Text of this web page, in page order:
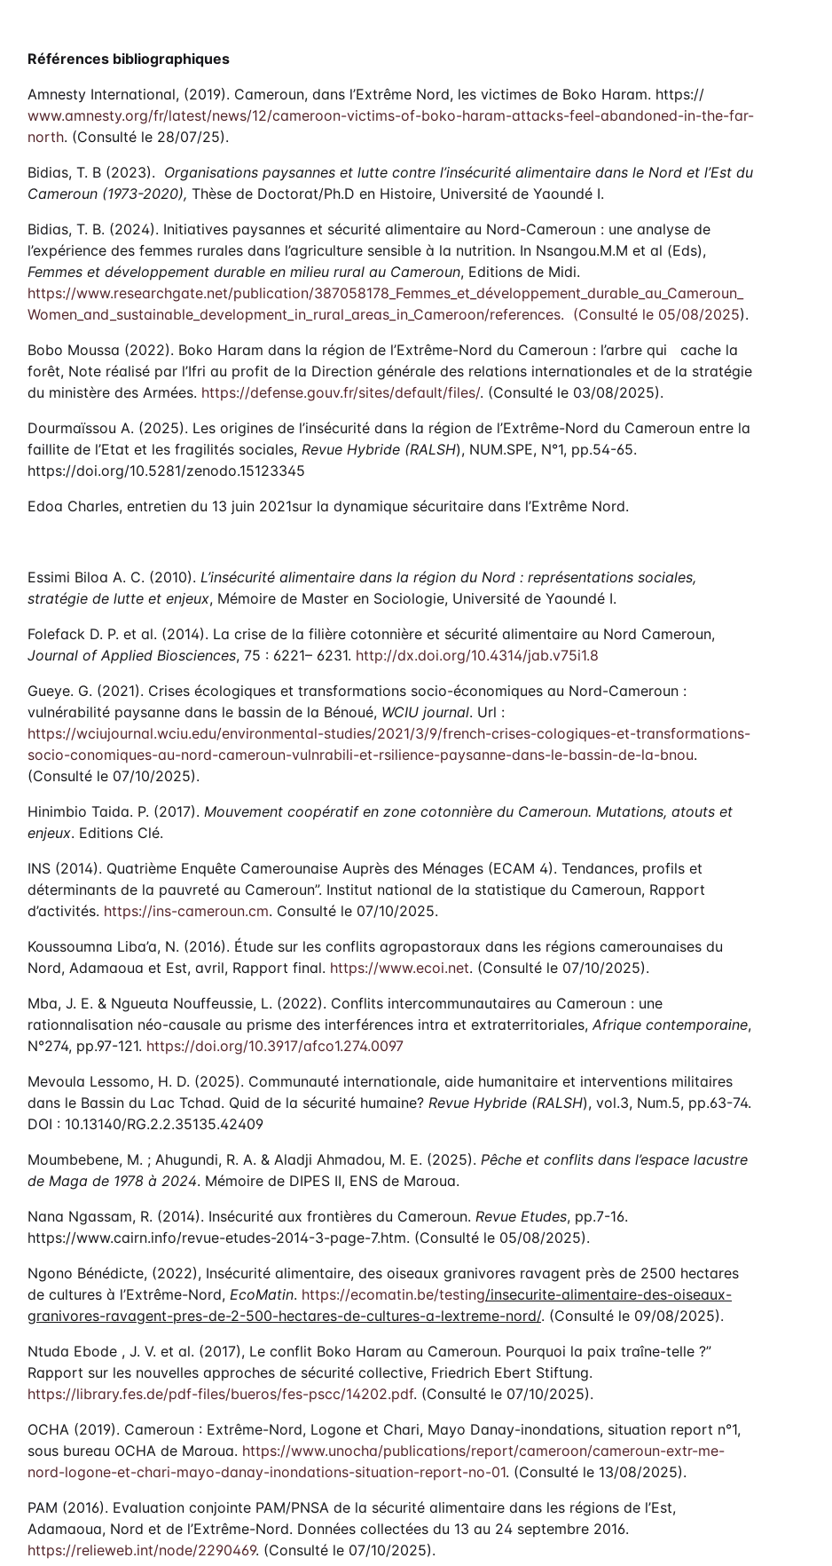
Références bibliographiques
Amnesty International, (2019). Cameroun, dans l’Extrême Nord, les victimes de Boko Haram. https://
www.amnesty.org/fr/latest/news/12/cameroon-victims-of-boko-haram-attacks-feel-abandoned-in-the-far-
north. (Consulté le 28/07/25).
Bidias, T. B (2023). Organisations paysannes et lutte contre l’insécurité alimentaire dans le Nord et l’Est du
Cameroun (1973-2020), Thèse de Doctorat/Ph.D en Histoire, Université de Yaoundé I.
Bidias, T. B. (2024). Initiatives paysannes et sécurité alimentaire au Nord-Cameroun : une analyse de
l’expérience des femmes rurales dans l’agriculture sensible à la nutrition. In Nsangou.M.M et al (Eds),
Femmes et développement durable en milieu rural au Cameroun, Editions de Midi.
https://www.researchgate.net/publication/387058178_Femmes_et_développement_durable_au_Cameroun_
Women_and_sustainable_development_in_rural_areas_in_Cameroon/references. (Consulté le 05/08/2025).
Bobo Moussa (2022). Boko Haram dans la région de l’Extrême-Nord du Cameroun : l’arbre qui cache la
forêt, Note réalisé par l’Ifri au profit de la Direction générale des relations internationales et de la stratégie
du ministère des Armées. https://defense.gouv.fr/sites/default/files/. (Consulté le 03/08/2025).
Dourmaïssou A. (2025). Les origines de l’insécurité dans la région de l’Extrême-Nord du Cameroun entre la
faillite de l’Etat et les fragilités sociales, Revue Hybride (RALSH), NUM.SPE, N°1, pp.54-65.
https://doi.org/10.5281/zenodo.15123345
Edoa Charles, entretien du 13 juin 2021sur la dynamique sécuritaire dans l’Extrême Nord.
Essimi Biloa A. C. (2010). L’insécurité alimentaire dans la région du Nord : représentations sociales,
stratégie de lutte et enjeux, Mémoire de Master en Sociologie, Université de Yaoundé I.
Folefack D. P. et al. (2014). La crise de la filière cotonnière et sécurité alimentaire au Nord Cameroun,
Journal of Applied Biosciences, 75 : 6221– 6231. http://dx.doi.org/10.4314/jab.v75i1.8
Gueye. G. (2021). Crises écologiques et transformations socio-économiques au Nord-Cameroun :
vulnérabilité paysanne dans le bassin de la Bénoué, WCIU journal. Url :
https://wciujournal.wciu.edu/environmental-studies/2021/3/9/french-crises-cologiques-et-transformations-
socio-conomiques-au-nord-cameroun-vulnrabili-et-rsilience-paysanne-dans-le-bassin-de-la-bnou.
(Consulté le 07/10/2025).
Hinimbio Taida. P. (2017). Mouvement coopératif en zone cotonnière du Cameroun. Mutations, atouts et
enjeux. Editions Clé.
INS (2014). Quatrième Enquête Camerounaise Auprès des Ménages (ECAM 4). Tendances, profils et
déterminants de la pauvreté au Cameroun”. Institut national de la statistique du Cameroun, Rapport
d’activités. https://ins-cameroun.cm. Consulté le 07/10/2025.
Koussoumna Liba’a, N. (2016). Étude sur les conflits agropastoraux dans les régions camerounaises du
Nord, Adamaoua et Est, avril, Rapport final. https://www.ecoi.net. (Consulté le 07/10/2025).
Mba, J. E. & Ngueuta Nouffeussie, L. (2022). Conflits intercommunautaires au Cameroun : une
rationnalisation néo-causale au prisme des interférences intra et extraterritoriales, Afrique contemporaine,
N°274, pp.97-121. https://doi.org/10.3917/afco1.274.0097
Mevoula Lessomo, H. D. (2025). Communauté internationale, aide humanitaire et interventions militaires
dans le Bassin du Lac Tchad. Quid de la sécurité humaine? Revue Hybride (RALSH), vol.3, Num.5, pp.63-74.
DOI : 10.13140/RG.2.2.35135.42409
Moumbebene, M. ; Ahugundi, R. A. & Aladji Ahmadou, M. E. (2025). Pêche et conflits dans l’espace lacustre
de Maga de 1978 à 2024. Mémoire de DIPES II, ENS de Maroua.
Nana Ngassam, R. (2014). Insécurité aux frontières du Cameroun. Revue Etudes, pp.7-16.
https://www.cairn.info/revue-etudes-2014-3-page-7.htm. (Consulté le 05/08/2025).
Ngono Bénédicte, (2022), Insécurité alimentaire, des oiseaux granivores ravagent près de 2500 hectares
de cultures à l’Extrême-Nord, EcoMatin. https://ecomatin.be/testing/insecurite-alimentaire-des-oiseaux-
granivores-ravagent-pres-de-2-500-hectares-de-cultures-a-lextreme-nord/. (Consulté le 09/08/2025).
Ntuda Ebode , J. V. et al. (2017), Le conflit Boko Haram au Cameroun. Pourquoi la paix traîne-telle ?”
Rapport sur les nouvelles approches de sécurité collective, Friedrich Ebert Stiftung.
https://library.fes.de/pdf-files/bueros/fes-pscc/14202.pdf. (Consulté le 07/10/2025).
OCHA (2019). Cameroun : Extrême-Nord, Logone et Chari, Mayo Danay-inondations, situation report n°1,
sous bureau OCHA de Maroua. https://www.unocha/publications/report/cameroon/cameroun-extr-me-
nord-logone-et-chari-mayo-danay-inondations-situation-report-no-01. (Consulté le 13/08/2025).
PAM (2016). Evaluation conjointe PAM/PNSA de la sécurité alimentaire dans les régions de l’Est,
Adamaoua, Nord et de l’Extrême-Nord. Données collectées du 13 au 24 septembre 2016.
https://relieweb.int/node/2290469. (Consulté le 07/10/2025).